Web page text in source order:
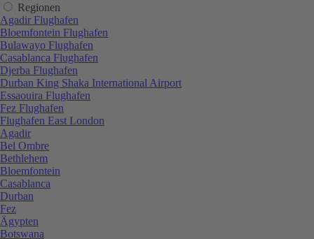
Regionen
Agadir Flughafen
Bloemfontein Flughafen
Bulawayo Flughafen
Casablanca Flughafen
Djerba Flughafen
Durban King Shaka International Airport
Essaouira Flughafen
Fez Flughafen
Flughafen East London
Agadir
Bel Ombre
Bethlehem
Bloemfontein
Casablanca
Durban
Fez
Ägypten
Botswana